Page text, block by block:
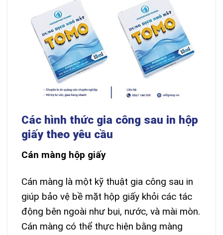
Các hình thức gia công sau in hộp
giấy theo yêu cầu
Cán màng hộp giấy
Cán màng là một kỹ thuật gia công sau in
giúp bảo vệ bề mặt hộp giấy khỏi các tác
động bên ngoài như bụi, nước, và mài mòn.
Cán màng có thể thực hiện bằng màng